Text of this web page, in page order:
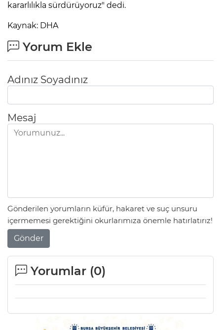
kararlılıkla sürdürüyoruz" dedi.
Kaynak: DHA
Yorum Ekle
Adınız Soyadınız
Mesaj
Gönderilen yorumların küfür, hakaret ve suç unsuru
içermemesi gerektiğini okurlarımıza önemle hatırlatırız!
Gönder
Yorumlar (0)